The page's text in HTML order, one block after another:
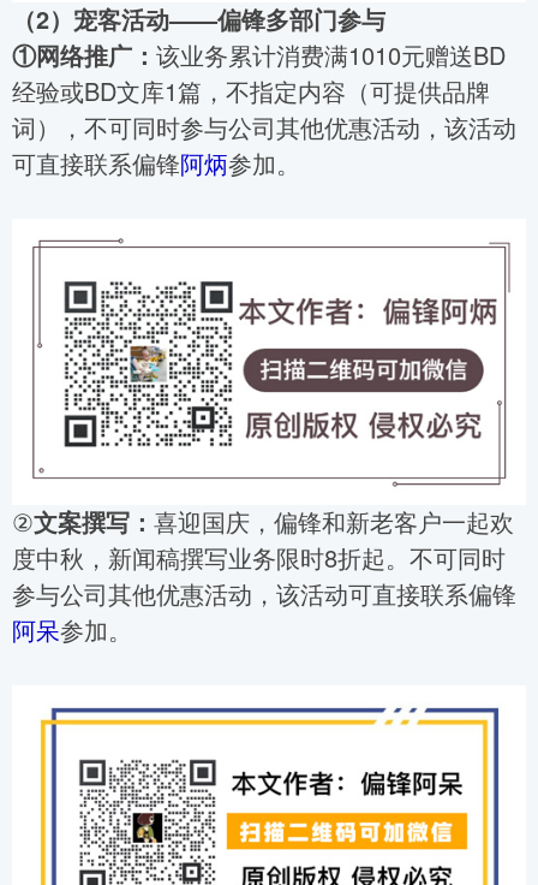
（2）宠客活动——偏锋多部门参与
①网络推广： 该业务累计消费满1010元赠送BD
经验或BD文库1篇，不指定内容（可提供品牌
词），不可同时参与公司其他优惠活动，该活动
可直接联系偏锋阿炳参加。
②文案撰写： 喜迎国庆，偏锋和新老客户一起欢
度中秋，新闻稿撰写业务限时8折起。不可同时
参与公司其他优惠活动，该活动可直接联系偏锋
阿呆参加。